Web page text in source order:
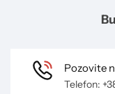
Pozovite
Telefon: